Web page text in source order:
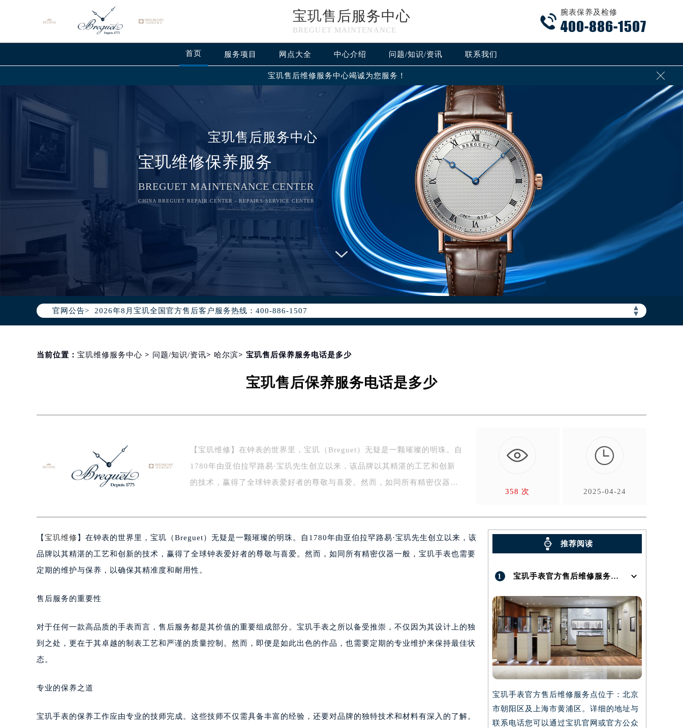
宝玑售后服务中心
BREGUET MAINTENANCE

腕表保养及检修
400-886-1507
首页 服务项目 网点大全 中心介绍 问题/知识/资讯 联系我们
宝玑售后维修服务中心竭诚为您服务！ 
宝玑售后服务中心
宝玑维修保养服务
BREGUET MAINTENANCE CENTER
CHINA BREGUET REPAIR CENTER - REPAIRS SERVICE CENTER
官网公告> ▲
▼
2026年8月宝玑中国区售后服务网络优化升级公告
2026年8月宝玑全国官方售后客户服务热线：400-886-1507
宝玑官方全国统一服务热线400-886-1507，服务覆盖中国大陆、香港、澳门、台湾全部区域（非大陆需加拨“+86”）
2026年8月宝玑售后服务中心最新网点地址：
北京市东城区东长安街1号东方广场写字楼W3座6层602室（需提前预约）
上海市徐汇区虹桥路3号港汇中心写字楼2座37层3705室（需提前预约）
扬州市邗江区国展路29号星耀天地写字楼1号楼18层1803室（需提前预约）
盐城市盐都区世纪大道5号盐城金融城写字楼1号楼16层1604室（需提前预约）
泰州市海陵区永定东路399号置地商务中心东塔写字楼（华润万象城）17层1706室（需提前预约）
绍兴市越城区胜利东路379号世茂天际中心写字楼8层805室（需提前预约）
嘉兴市南湖区广益路705号嘉兴世界贸易中心写字楼A座13层1304室（需提前预约）
南昌市红谷滩新区红谷中大道998号绿地双子塔（中央广场）A1座办公楼14层07室（需提前预约）
广州市天河区天河路230号万菱汇国际中心写字楼A塔7层704室（需提前预约）
深圳市罗湖区深南东路5001号华润大厦写字楼17层1701室（需提前预约）
惠州市惠城区江北文昌一路7号华贸大厦写字楼1座30层05室（需提前预约）
郑州市二七区铭功路10号华润大厦写字楼29层2905室（需提前预约）
当前位置： 宝玑维修服务中心 > 问题/知识/资讯> 哈尔滨> 宝玑售后保养服务电话是多少
宝玑售后保养服务电话是多少
【宝玑维修】在钟表的世界里，宝玑（Breguet）无疑是一颗璀璨的明珠。自
1780年由亚伯拉罕路易·宝玑先生创立以来，该品牌以其精湛的工艺和创新
的技术，赢得了全球钟表爱好者的尊敬与喜爱。然而，如同所有精密仪器
358 次

2025-04-24
【 宝玑维修 】在钟表的世界里，宝玑（Breguet）无疑是一颗璀璨的明珠。自1780年由亚伯拉罕路易·宝玑先生创立以来，该
品牌以其精湛的工艺和创新的技术，赢得了全球钟表爱好者的尊敬与喜爱。然而，如同所有精密仪器一般，宝玑手表也需要
定期的维护与保养，以确保其精准度和耐用性。
售后服务的重要性
对于任何一款高品质的手表而言，售后服务都是其价值的重要组成部分。宝玑手表之所以备受推崇，不仅因为其设计上的独
到之处，更在于其卓越的制表工艺和严谨的质量控制。然而，即便是如此出色的作品，也需要定期的专业维护来保持最佳状
态。
专业的保养之道
宝玑手表的保养工作应由专业的技师完成。这些技师不仅需具备丰富的经验，还要对品牌的独特技术和材料有深入的了解。
推荐阅读
1 宝玑手表官方售后维修服务点地址在哪呢？
宝玑手表官方售后维修服务点位于：北京
市朝阳区及上海市黄浦区。详细的地址与
联系电话您可以通过宝玑官网或官方公众